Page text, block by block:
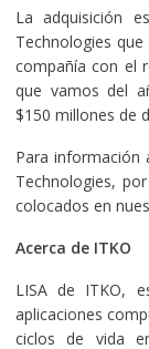
La adquisición
Technologies
compañía con el
que vamos del
$150 millones de
Para información
Technologies,
colocados en
Acerca de ITKO
LISA de ITKO,
aplicaciones
ciclos de vida